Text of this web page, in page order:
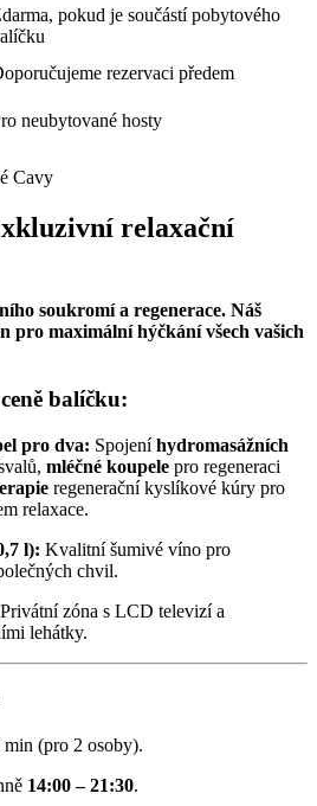
pokud je součástí pobytového
rezervaci předem
neubytované hosty
Cavy
relaxační
soukromí a regenerace. Náš
pro maximální hýčkání všech vašich
balíčku:
pro dva: Spojeníhydromasážních
mléčné koupele pro regeneraci
regenerační kyslíkové kúry pro
relaxace.
l): Kvalitní šumivé víno pro
chvil.
Privátní zóna s LCD televizí a
lehátky.
(pro 2 osoby).
14:00 – 21:30.